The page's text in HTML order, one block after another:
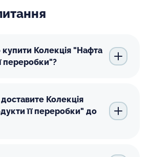
Колекція "Нафта
переробки"?
Колекція
її переробки" до